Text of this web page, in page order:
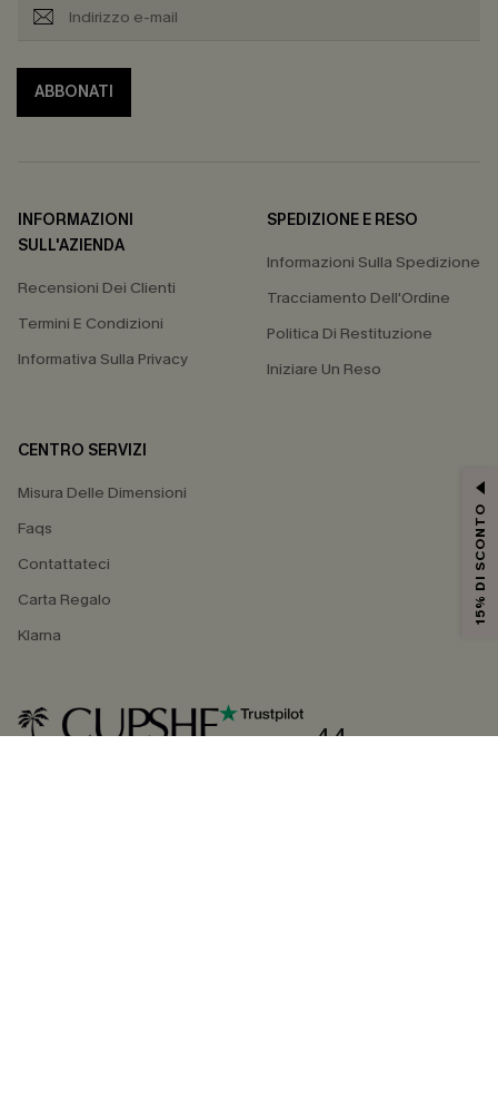
ABBONATI
INFORMAZIONI
SULL'AZIENDA
Recensioni Dei Clienti
Termini E Condizioni
Informativa Sulla Privacy
SPEDIZIONE E RESO
Informazioni Sulla Spedizione
Tracciamento Dell'Ordine
Politica Di Restituzione
Iniziare Un Reso
CENTRO SERVIZI
Misura Delle Dimensioni
Faqs
Contattateci
Carta Regalo
Klarna
4.4
15% DI SCONTO